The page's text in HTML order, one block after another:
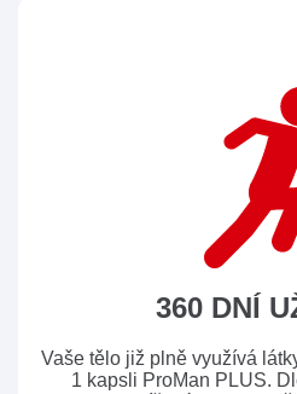
360 DNÍ
Vaše tělo již plně využívá
1 kapsli ProMan PLUS.